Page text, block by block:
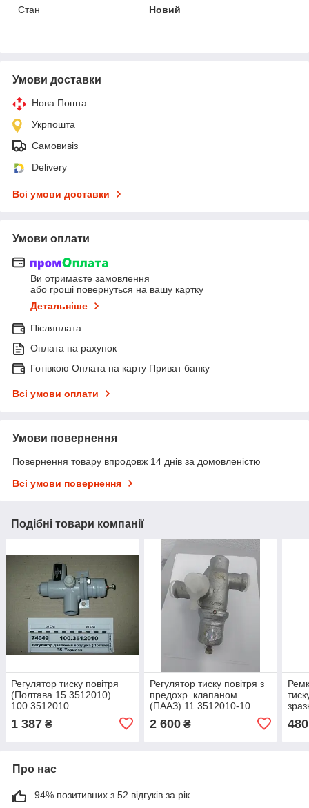
Стан
Новий
Умови доставки
Нова Пошта
Укрпошта
Самовивіз
Delivery
Всі умови доставки
Умови оплати
Ви отримаєте замовлення
або гроші повернуться на вашу картку
Детальніше
Післяплата
Оплата на рахунок
Готівкою Оплата на карту Приват банку
Всі умови оплати
Умови повернення
Повернення товару впродовж 14 днів за домовленістю
Всі умови повернення
Подібні товари компанії
Регулятор тиску повітря
(Полтава 15.3512010)
100.3512010
1 387 ₴
Регулятор тиску повітря з
предохр. клапаном
(ПААЗ) 11.3512010-10
2 600₴ 480
Про нас
94% позитивних з 52 відгуків за рік